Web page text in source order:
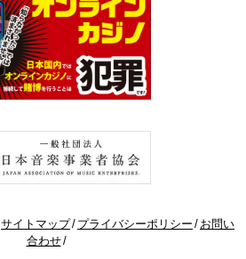
サイトマップ プライバシーポリシー
お問い
合わせ